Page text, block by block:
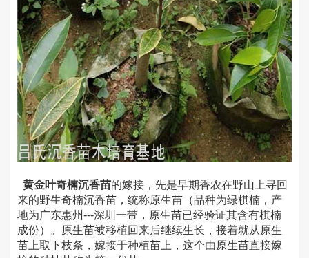
黄金叶奇楠沉香苗的嫁接，先是早期香农在野山上寻回
来的野生奇楠沉香苗，统称原生苗（品种为绿棋楠，产
地为广东惠州---深圳一带，原生苗已经验证其含有棋楠
成份）。原生苗被移植回来后继续生长，接着就从原生
苗上取下枝条，嫁接于种植苗上，这个由原生苗直接嫁